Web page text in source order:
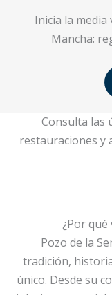
Inicia la media
Mancha:
Consulta las
restauraciones y
¿Por
Pozo de la
tradición,
único. Desde su